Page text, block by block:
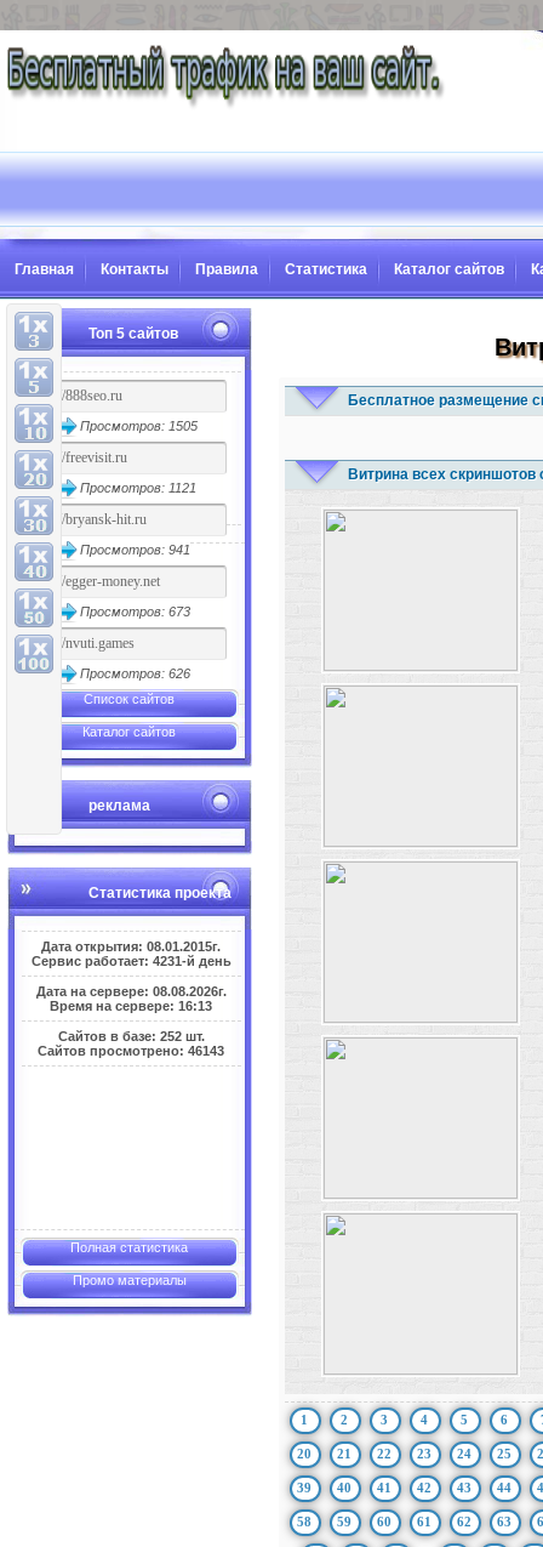
Главная Контакты Правила Статистика Каталог сайтов
Топ 5 сайтов
Просмотров: 1505
Просмотров: 1121
Просмотров: 941
Просмотров: 673
Просмотров: 626
Список сайтов
Каталог сайтов
реклама
Статистика проекта
Дата открытия: 08.01.2015г.
Сервис работает: 4231-й день
Дата на сервере: 08.08.2026г.
Время на сервере: 16:13
Сайтов в базе: 252 шт.
Сайтов просмотрено: 46143
Полная статистика
Промо материалы
Бесплатное размещение
Витрина всех скриншотов
1 2 3 4 5 6
20 21 22 23 24 25
39 40 41 42 43 44
58 59 60 61 62 63